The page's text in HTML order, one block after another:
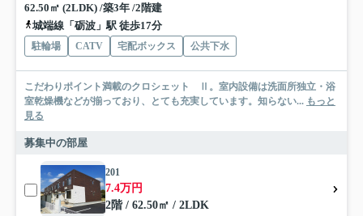
62.50㎡ (2LDK) /築3年 /2階建
城端線「砺波」駅 徒歩17分
駐輪場 CATV 宅配ボックス 公共下水
こだわりポイント満載のクロシェット Ⅱ。室内設備は洗面所独立・浴
室乾燥機などが揃っており、とても充実しています。知らない... もっと
見る
募集中の部屋
201
7.4万円
2階 / 62.50㎡ / 2LDK